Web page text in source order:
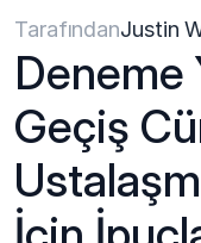
TarafındanJustin
Deneme
Geçiş